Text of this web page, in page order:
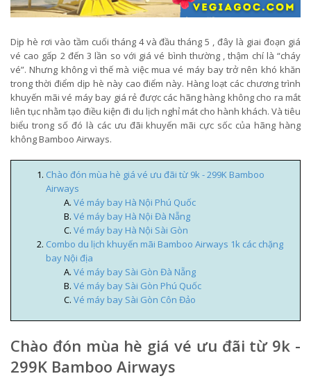
Dịp hè rơi vào tầm cuối tháng 4 và đầu tháng 5 , đây là giai đoạn giá
vé cao gấp 2 đến 3 lần so với giá vé bình thường , thậm chí là “cháy
vé”. Nhưng không vì thế mà việc mua vé máy bay trở nên khó khăn
trong thời điểm dịp hè này cao điểm này. Hàng loạt các chương trình
khuyến mãi vé máy bay giá rẻ được các hãng hàng không cho ra mắt
liên tục nhằm tạo điều kiện đi du lịch nghỉ mát cho hành khách. Và tiêu
biểu trong số đó là các ưu đãi khuyến mãi cực sốc của hãng hàng
không Bamboo Airways.
Chào đón mùa hè giá vé ưu đãi từ 9k - 299K Bamboo
Airways
Vé máy bay Hà Nội Phú Quốc
Vé máy bay Hà Nội Đà Nẵng
Vé máy bay Hà Nội Sài Gòn
Combo du lịch khuyến mãi Bamboo Airways 1k các chặng
bay Nội địa
Vé máy bay Sài Gòn Đà Nẵng
Vé máy bay Sài Gòn Phú Quốc
Vé máy bay Sài Gòn Côn Đảo
Chào đón mùa hè giá vé ưu đãi từ 9k -
299K Bamboo Airways